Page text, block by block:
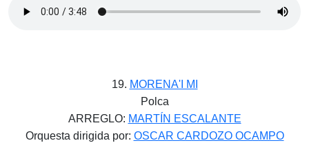
19. MORENA'I MI
Polca
ARREGLO: MARTÍN ESCALANTE
Orquesta dirigida por: OSCAR CARDOZO OCAMPO